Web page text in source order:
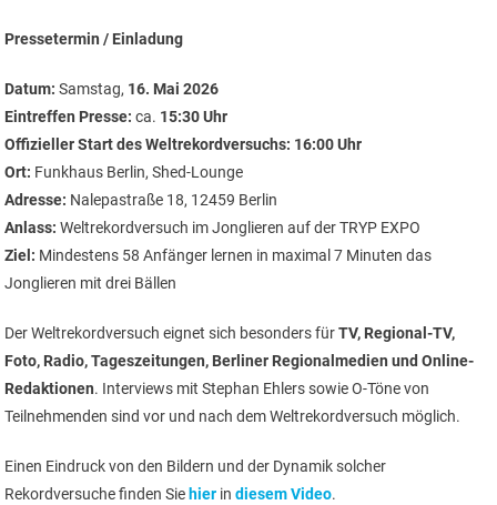
Pressetermin / Einladung
Datum: Samstag, 16. Mai 2026
Eintreffen Presse: ca. 15:30 Uhr
Offizieller Start des Weltrekordversuchs: 16:00 Uhr
Ort: Funkhaus Berlin, Shed-Lounge
Adresse: Nalepastraße 18, 12459 Berlin
Anlass: Weltrekordversuch im Jonglieren auf der TRYP EXPO
Ziel: Mindestens 58 Anfänger lernen in maximal 7 Minuten das
Jonglieren mit drei Bällen
Der Weltrekordversuch eignet sich besonders fürTV, Regional-TV,
Foto, Radio, Tageszeitungen, Berliner Regionalmedien und Online-
Redaktionen. Interviews mit Stephan Ehlers sowie O-Töne von
Teilnehmenden sind vor und nach dem Weltrekordversuch möglich.
Einen Eindruck von den Bildern und der Dynamik solcher
Rekordversuche finden Sie hier indiesem Video.